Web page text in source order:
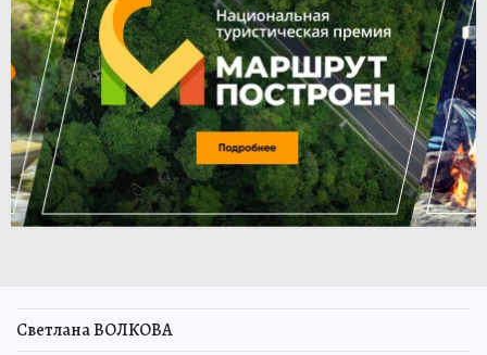
Светлана ВОЛКОВА